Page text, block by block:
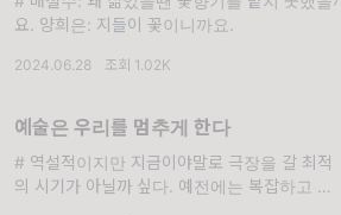
요. 양희은: 지들이 꽃이니까요.
2024.06.28 조회 1.02K
예술은 우리를 멈추게 한다
# 역설적이지만 지금이야말로 극장을 갈 최적
의 시기가 아닐까 싶다. 예전에는 복잡하고 머